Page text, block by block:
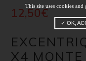
12,50€
X4
This site uses cookies
✓ OK,